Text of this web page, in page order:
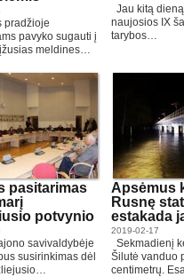
pradžioje
pavyko sugauti į
meldines…
Jau kitą
naujosios IX
tarybos…
pasitarimas
potvynio
savivaldybėje
susirinkimas dėl
Apsėmus
Rusnę
estakada
2019-02-17
Sekmadienį
Šilutė vanduo
centimetrų.